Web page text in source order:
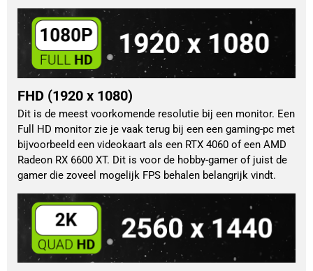
FHD (1920 x 1080)
Dit is de meest voorkomende resolutie bij een monitor. Een
Full HD monitor zie je vaak terug bij een een gaming-pc met
bijvoorbeeld een videokaart als een RTX 4060 of een AMD
Radeon RX 6600 XT. Dit is voor de hobby-gamer of juist de
gamer die zoveel mogelijk FPS behalen belangrijk vindt.